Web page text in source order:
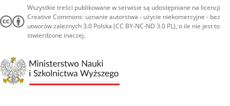
Wszystkie treści publikowane w serwisie są udostępniane na licencji
Creative Commons: uznanie autorstwa - użycie niekomercyjne - bez
utworów zależnych 3.0 Polska (CC BY-NC-ND 3.0 PL), o ile nie jest to
stwierdzone inaczej.